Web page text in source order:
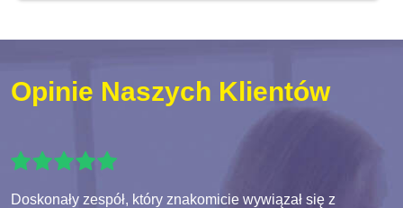
Opinie Naszych Klientów
Doskonały zespół, który znakomicie wywiązał się z